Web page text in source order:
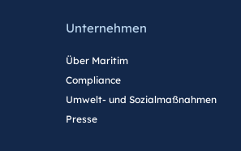
Unternehmen
Über Maritim
Compliance
Umwelt- und Sozialmaßnahmen
Presse